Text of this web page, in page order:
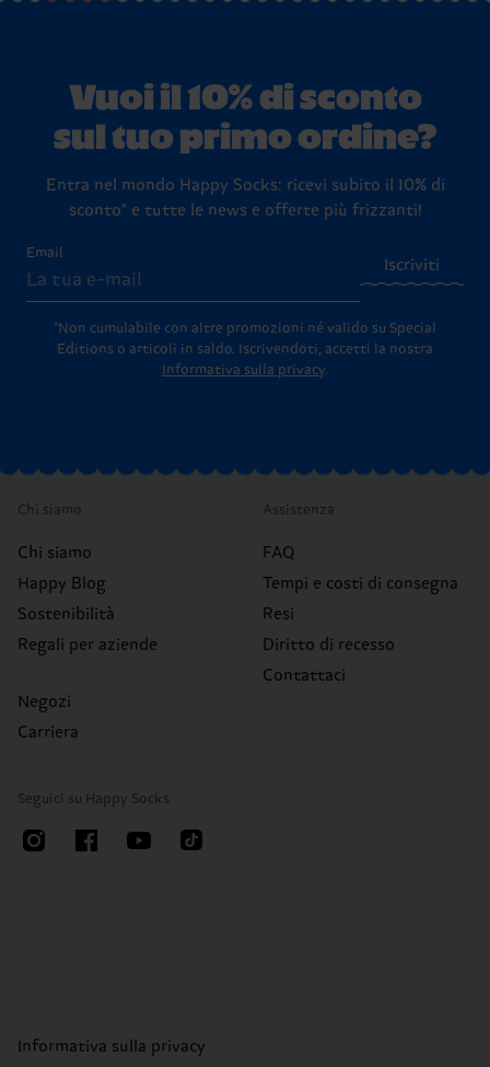
Vuoi il 10% di sconto
sul tuo primo ordine?
Entra nel mondo Happy Socks: ricevi subito il 10% di
sconto* e tutte le news e offerte più frizzanti!
Email
Iscriviti
*Non cumulabile con altre promozioni né valido su Special
Editions o articoli in saldo.
Iscrivendoti, accetti la nostra
Informativa sulla privacy.
Chi siamo
Chi siamo
Happy Blog
Sostenibilità
Regali per aziende
Negozi
Carriera
Assistenza
FAQ
Tempi e costi di consegna
Resi
Diritto di recesso
Contattaci
Seguici su Happy Socks
Informativa sulla privacy